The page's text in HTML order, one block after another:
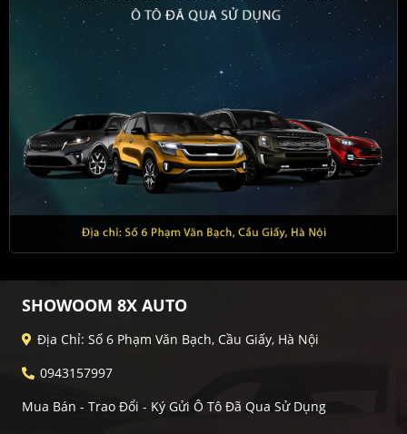
SHOWOOM 8X AUTO
Địa Chỉ: Số 6 Phạm Văn Bạch, Cầu Giấy, Hà Nội
0943157997
Mua Bán - Trao Đổi - Ký Gửi Ô Tô Đã Qua Sử Dụng